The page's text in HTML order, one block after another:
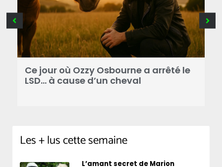
Ce jour où Ozzy Osbourne a arrêté le
LSD… à cause d’un cheval
Les + lus cette semaine
L’amant secret de Marion